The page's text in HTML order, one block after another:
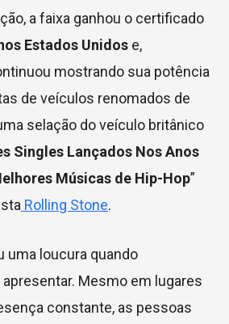
a faixa ganhou o certificado
Estados Unidos e,
mostrando sua potência
de veículos renomados de
selação do veículo britânico
Singles Lançados Nos Anos
Músicas de Hip-Hop”
Rolling Stone.
uma loucura quando
Mesmo em lugares
constante, as pessoas